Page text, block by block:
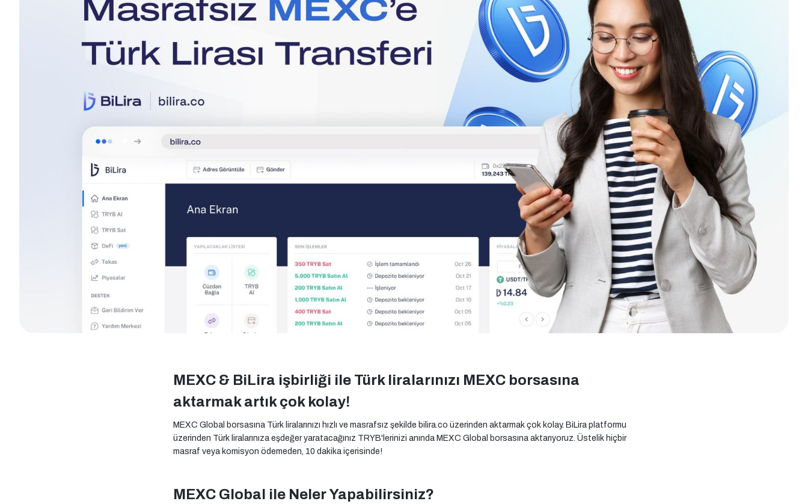
MEXC & BiLira işbirliği ile Türk liralarınızı MEXC borsasına
aktarmak artık çok kolay!
MEXC Global borsasına Türk liralarınızı hızlı ve masrafsız şekilde bilira.co üzerinden aktarmak çok kolay. BiLira platformu
üzerinden Türk liralarınıza eşdeğer yaratacağınız TRYB'lerinizi anında MEXC Global borsasına aktarıyoruz. Üstelik hiçbir
masraf veya komisyon ödemeden, 10 dakika içerisinde!
MEXC Global ile Neler Yapabilirsiniz?